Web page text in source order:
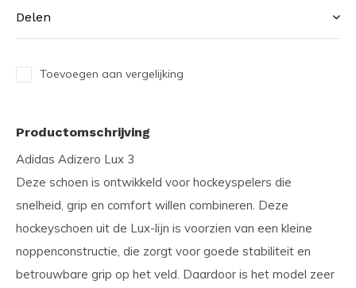
Delen
Toevoegen aan vergelijking
Productomschrijving
Adidas Adizero Lux 3
Deze schoen is ontwikkeld voor hockeyspelers die
snelheid, grip en comfort willen combineren. Deze
hockeyschoen uit de Lux-lijn is voorzien van een kleine
noppenconstructie, die zorgt voor goede stabiliteit en
betrouwbare grip op het veld. Daardoor is het model zeer